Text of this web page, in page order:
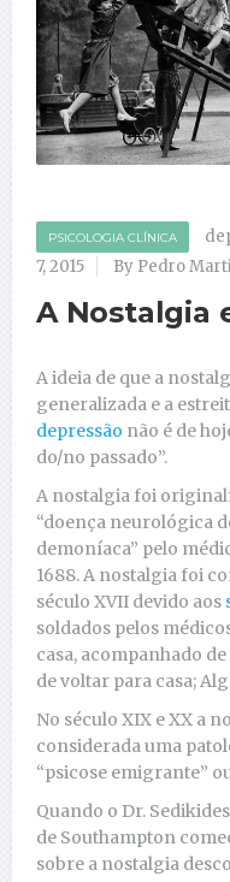
PSICOLOGIA CLÍNICA
7, 2015
By Pedro
A Nostalgia
A ideia de que a
generalizada e a
depressão não é de
do/no passado”.
A nostalgia foi
“doença neurológica
demoníaca” pelo
1688. A nostalgia foi
século XVII devido aos
soldados pelos
casa, acompanhado
de voltar para casa;
No século XIX e XX a
considerada uma
“psicose emigrante”
Quando o Dr.
de Southampton
sobre a nostalgia